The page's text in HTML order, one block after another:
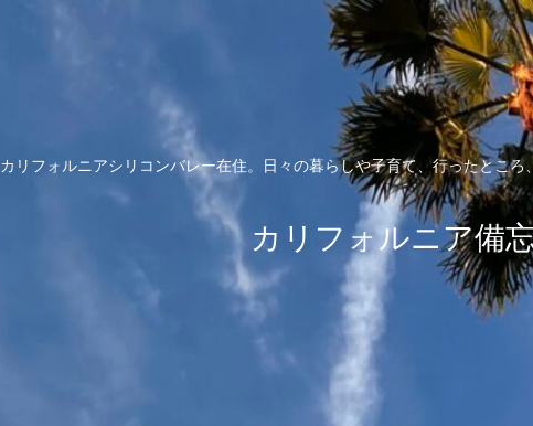
カリフォルニアシリコンバレー在住。日々の暮らしや子育て、行ったところ
カリフォルニア備